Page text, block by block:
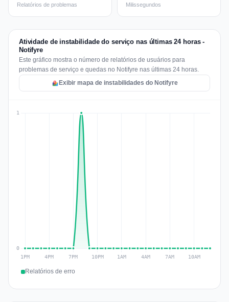
Relatórios de problemas Milissegundos
Atividade de instabilidade do serviço nas últimas 24 horas -
Notifyre
Este gráfico mostra o número de relatórios de usuários para
problemas de serviço e quedas no Notifyre nas últimas 24 horas.
Exibir mapa de instabilidades do Notifyre
Relatórios de erro